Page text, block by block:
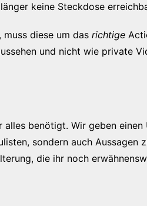
keine Steckdose
diese um das richtige
und nicht wie private
benötigt. Wir geben
sondern auch
die ihr noch